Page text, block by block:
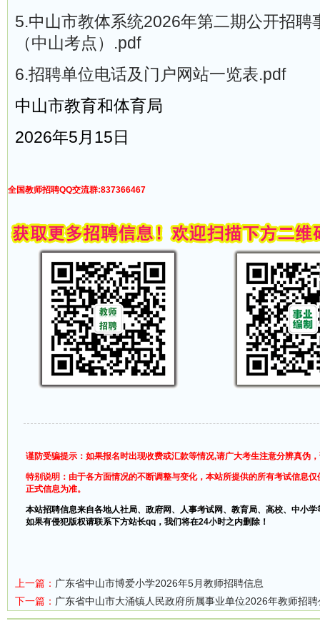
5.中山市教体系统2026年第二期公开招聘
（中山考点）.pdf
6.招聘单位电话及门户网站一览表.pdf
中山市教育和体育局
2026年5月15日
全国教师招聘QQ交流群:837366467
谨防受骗提示：如果报名时出现收费或汇款等情况,请广大考生注意分辨真伪
特别说明：由于各方面情况的不断调整与变化，本站所提供的所有考试信息
正式信息为准。
本站招聘信息来自各地人社局、政府网、人事考试网、教育局、高校、中小
如果有侵犯版权请联系下方站长qq，我们将在24小时之内删除！
上一篇： 广东省中山市博爱小学2026年5月教师招聘信息
下一篇： 广东省中山市大涌镇人民政府所属事业单位2026年教师招聘